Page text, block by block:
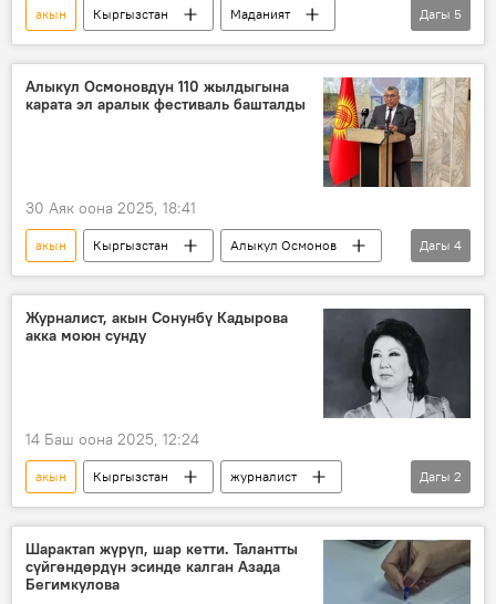
акын Кыргызстан
Маданият
адабият
чыгарма
поэзия
Динара Бейшеналиева
Кыргыздын көркөм өнөрү, белгилүү инсандары жөнүндө фактылар
Дагы 5
Алыкул Осмоновдун 110 жылдыгына
карата эл аралык фестиваль башталды
30 Аяк оона 2025, 18:41
акын Кыргызстан
Алыкул Осмонов
Марат Иманкулов
жазуучу
эл аралык
фестиваль
Дагы 4
Журналист, акын Сонунбү Кадырова
акка моюн сунду
14 Баш оона 2025, 12:24
акын Кыргызстан
журналист
өлүм
Сонунбүбү Кадырова
Дагы 2
Шарактап жүрүп, шар кетти. Талантты
сүйгөндөрдүн эсинде калган Азада
Бегимкулова